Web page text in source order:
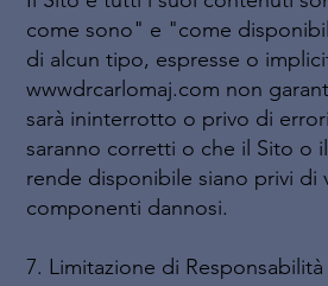
come sono" e "come
di alcun tipo, espresse o
wwwdrcarlomaj.com non
sarà ininterrotto o privo di
saranno corretti o che il Sito o
rende disponibile siano privi di
componenti dannosi.
7. Limitazione di Responsabilità